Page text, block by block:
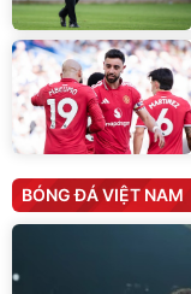
BÓNG ĐÁ VIỆT NAM